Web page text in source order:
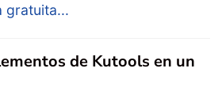
gratuita...
de Kutools en un